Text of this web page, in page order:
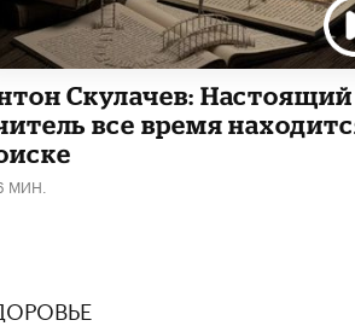
Рособрнадзор ответил на жалобы
школьников на ошибки в ЕГЭ по
русскому
8 ИЮНЯ /ЕГЭ И ОГЭ
Школа «СКОЛКА» и
«Росатом» подписали соглашение о
Скулачев: Настоящий
все время
МИН.